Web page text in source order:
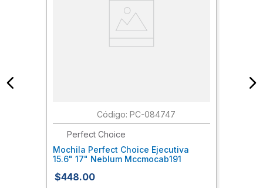
: PC-084747
Perfect Choice
Mochila Perfect Choice Ejecutiva
15.6" 17" Neblum Mccmocab191
$448.00